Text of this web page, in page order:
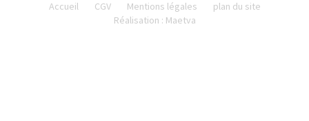
Accueil
CGV Mentions légales
plan du site
Réalisation : Maetva